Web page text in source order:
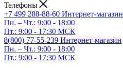
Телефоны
+7 499 288-88-60 Интернет-магазин
Пн. – Чт.: 9:00 - 18:00
Пт.: 9:00 - 17:30 МСК
8(800) 77-55-239 Интернет-магазин
Пн. – Чт.: 9:00 - 18:00
Пт.: 9:00 - 17:30 МСК